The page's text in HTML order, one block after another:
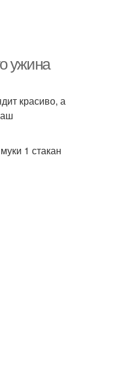
ужина
красиво, а
1 стакан